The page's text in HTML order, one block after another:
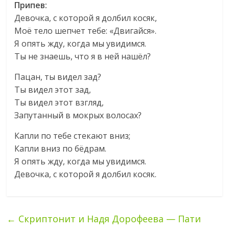
Припев:
Девочка, с которой я долбил косяк,
Моё тело шепчет тебе: «Двигайся».
Я опять жду, когда мы увидимся.
Ты не знаешь, что я в ней нашёл?
Пацан, ты видел зад?
Ты видел этот зад,
Ты видел этот взгляд,
Запутанный в мокрых волосах?
Капли по тебе стекают вниз;
Капли вниз по бёдрам.
Я опять жду, когда мы увидимся.
Девочка, с которой я долбил косяк.
← Скриптонит и Надя Дорофеева — Пати